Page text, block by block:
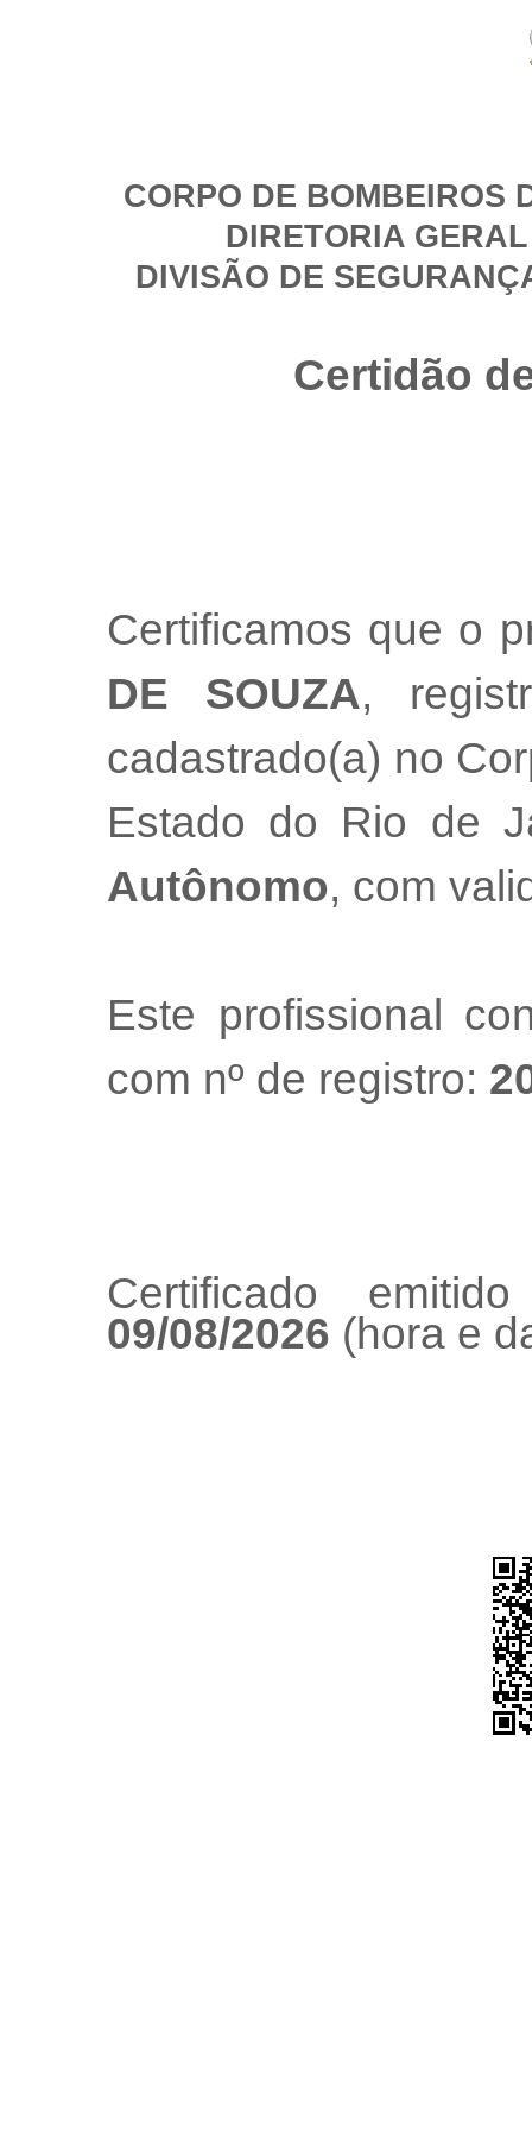
CORPO DE BOMBEIROS
DIRETORIA
DIVISÃO DE
Certidão
Certificamos que o
DE SOUZA,
cadastrado(a) no
Estado do Rio de
Autônomo, com
Este profissional
com nº de registro:
Certificado
09/08/2026 (hora e